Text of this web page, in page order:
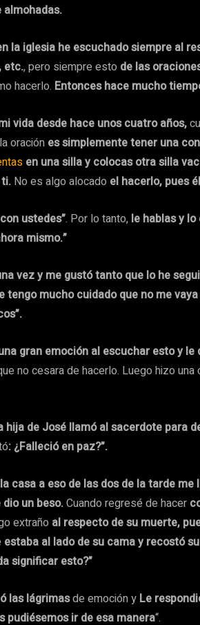
almohadas.
la iglesia he escuchado siempre al
etc., pero siempre esto de las
hacerlo. Entonces hace mucho
vida desde hace unos cuatro años,
oración es simplemente tener una
en una silla y colocas otra silla
No es algo alocado el hacerlo, pues
ustedes”. Por lo tanto, le hablas y
mismo.”
vez y me gustó tanto que lo he
tengo mucho cuidado que no me
gran emoción al escuchar esto y
no cesara de hacerlo. Luego hizo una
hija de José llamó al sacerdote para
: ¿Falleció en paz?”.
casa a eso de las dos de la tarde
un beso.Cuando regresé de hacer
extraño al respecto de su muerte,
estaba al lado de su cama y recostó
significar esto?”
las lágrimasde emoción y Le
pudiésemos ir de esa manera“.